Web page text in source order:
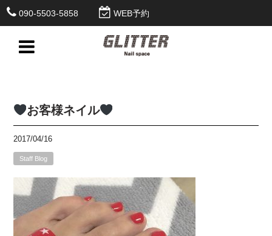
090-5503-5858 WEB予約
お客様ネイル
2017/04/16
Staff Blog